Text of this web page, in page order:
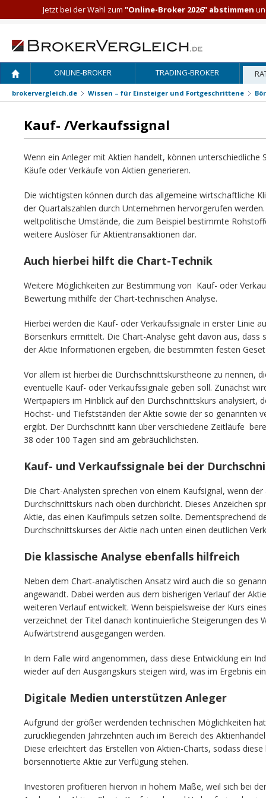
ONLINE-BROKER TRADING-BROKER
brokervergleich.de Wissen – für Einsteiger und Fortgeschrittene
Kauf- /Verkaufssignal
Wenn ein Anleger mit Aktien handelt, können
Käufe oder Verkäufe von Aktien generieren.
Die wichtigsten können durch das allgemeine wirtschaftliche
der Quartalszahlen durch Unternehmen hervorgerufen
weltpolitische Umstände, die zum Beispiel bestimmte
weitere Auslöser für Aktientransaktionen dar.
Auch hierbei hilft die Chart-Technik
Weitere Möglichkeiten zur Bestimmung von Kauf- oder
Bewertung mithilfe der Chart-technischen Analyse.
Hierbei werden die Kauf- oder Verkaufssignale in erster Linie
Börsenkurs ermittelt. Die Chart-Analyse geht davon aus, dass
der Aktie Informationen ergeben, die bestimmten festen
Vor allem ist hierbei die Durchschnittskurstheorie zu nennen,
eventuelle Kauf- oder Verkaufssignale geben soll. Zunächst
Wertpapiers im Hinblick auf den Durchschnittskurs analysiert,
Höchst- und Tiefstständen der Aktie sowie der so genannten
ergibt. Der Durchschnitt kann über verschiedene Zeitläufe
38 oder 100 Tagen sind am gebräuchlichsten.
Kauf- und Verkaufssignale bei der
Die Chart-Analysten sprechen von einem Kaufsignal, wenn
Durchschnittskurs nach oben durchbricht. Dieses Anzeichen
Aktie, das einen Kaufimpuls setzen sollte. Dementsprechend
Durchschnittskurses der Aktie nach unten einen deutlichen
Die klassische Analyse ebenfalls hilfreich
Neben dem Chart-analytischen Ansatz wird auch die so
angewandt. Dabei werden aus dem bisherigen Verlauf der
weiteren Verlauf entwickelt. Wenn beispielsweise der Kurs
verzeichnet der Titel danach kontinuierliche Steigerungen des
Aufwärtstrend ausgegangen werden.
In dem Falle wird angenommen, dass diese Entwicklung ein
wieder auf den Ausgangskurs steigen wird, was im Ergebnis
Digitale Medien unterstützen Anleger
Aufgrund der größer werdenden technischen Möglichkeiten
zurückliegenden Jahrzehnten auch im Bereich des
Diese erleichtert das Erstellen von Aktien-Charts, sodass
börsennotierte Aktie zur Verfügung stehen.
Investoren profitieren hiervon in hohem Maße, weil sich bei
Jetzt bei der Wahl zum "Online-Broker 2026" abstimmen